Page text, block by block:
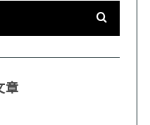
章